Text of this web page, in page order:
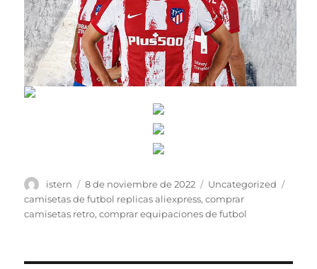
Autor
istern
Publicado
el
8 de noviembre de 2022 Categorías
Uncategorized
camisetas de futbol replicas aliexpress,comprar
camisetas retro,comprar equipaciones de futbol